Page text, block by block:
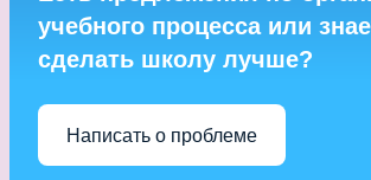
учебного процесса или
сделать школу лучше?
Написать о проблеме